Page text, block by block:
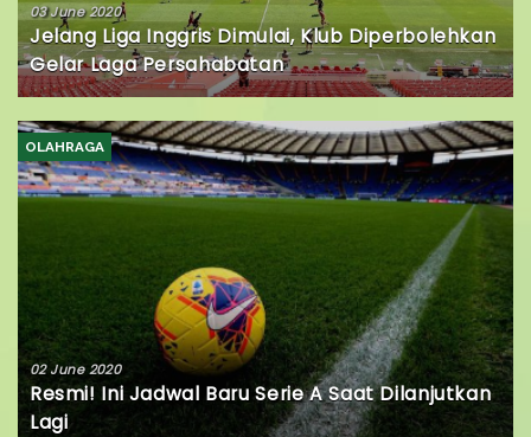
03 June 2020
Jelang Liga Inggris Dimulai, Klub Diperbolehkan
Gelar Laga Persahabatan
OLAHRAGA
02 June 2020
Resmi! Ini Jadwal Baru Serie A Saat Dilanjutkan
Lagi